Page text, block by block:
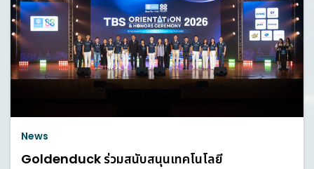
News
Goldenduck ร่วมสนับสนุนเทคโนโลยี